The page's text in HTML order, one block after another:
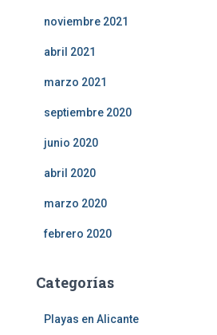
noviembre 2021
abril 2021
marzo 2021
septiembre 2020
junio 2020
abril 2020
marzo 2020
febrero 2020
Categorías
Playas en Alicante